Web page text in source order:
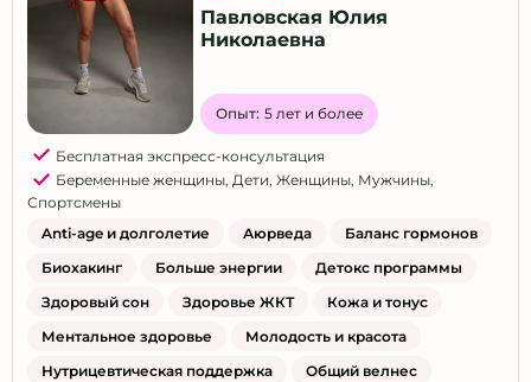
Павловская Юлия
Николаевна
Опыт: 5 лет и более
Бесплатная экспресс-консультация
Беременные женщины, Дети, Женщины, Мужчины,
Спортсмены
Anti-age и долголетие
Аюрведа
Баланс гормонов
Биохакинг
Больше энергии
Детокс программы
Здоровый сон
Здоровье ЖКТ
Кожа и тонус
Ментальное здоровье
Молодость и красота
Нутрицевтическая поддержка
Общий велнес